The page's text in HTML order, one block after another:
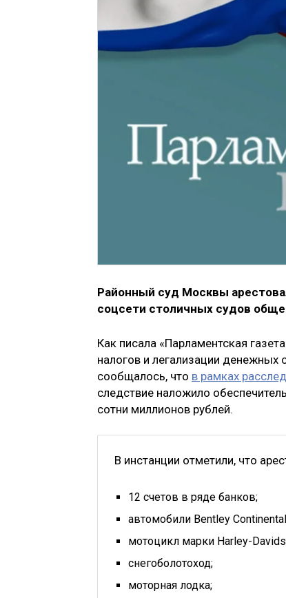
Районный суд Москвы
соцсети столичных судов
Как писала «Парламентская
налогов и легализации
сообщалось, что в рамках
следствие наложило
сотни миллионов рублей.
В инстанции отметили, что
12 счетов в ряде банков;
автомобили Bentley
мотоцикл марки Harley-
снегоболотоход;
моторная лодка;